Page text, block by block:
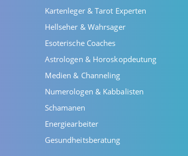
Kartenleger & Tarot Experten
Hellseher & Wahrsager
Esoterische Coaches
Astrologen & Horoskopdeutung
Medien & Channeling
Numerologen & Kabbalisten
Schamanen
Energiearbeiter
Gesundheitsberatung